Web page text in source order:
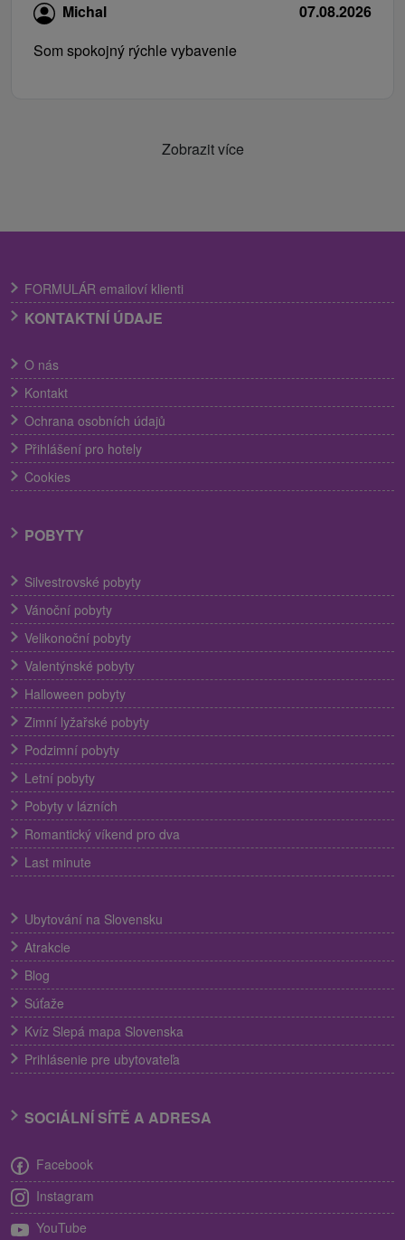
Michal
07.08.2026
Som spokojný rýchle vybavenie
Zobrazit více
FORMULÁR emailoví klienti
KONTAKTNÍ ÚDAJE
O nás
Kontakt
Ochrana osobních údajů
Přihlášení pro hotely
Cookies
POBYTY
Silvestrovské pobyty
Vánoční pobyty
Velikonoční pobyty
Valentýnské pobyty
Halloween pobyty
Zimní lyžařské pobyty
Podzimní pobyty
Letní pobyty
Pobyty v lázních
Romantický víkend pro dva
Last minute
Ubytování na Slovensku
Atrakcie
Blog
Súťaže
Kvíz Slepá mapa Slovenska
Prihlásenie pre ubytovateľa
SOCIÁLNÍ SÍTĚ A ADRESA
Facebook
Instagram
YouTube